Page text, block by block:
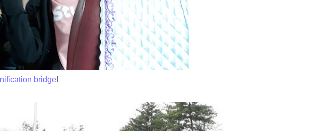
nification bridge!